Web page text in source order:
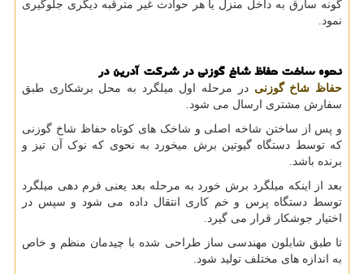
گونه سارق به داخل منزل یا هر حوادث غیر مترقبه دیگری جلوگیری
نمود.
نحوه ساخت حفاظ شاخ گوزنی در شرکت آدرین در
حفاظ شاخ گوزنی در مرحله اول میلگرد به محل برشکاری طبق
سفارش مشتری ارسال می شود.
و پس از ساختن شاخه اصلی و شاخک های کوتاه حفاظ شاخ گوزنی
که توسط دستگاه گیوتین برش میخورد به نحوی که نوک آن تیز و
برنده باشد.
بعد از اینکه میلگرد برش خورد به مرحله بعد یعنی فرم دهی میلگرد
توسط دستگاه پرس و خم کاری انتقال داده می شود و سپس در
اختیار جوشکار قرار می گیرد.
تا طبق شابلون مهندسی ساز طراحی شده با چیدمان منظم و خاص
به اندازه های مختلف تولید شود.